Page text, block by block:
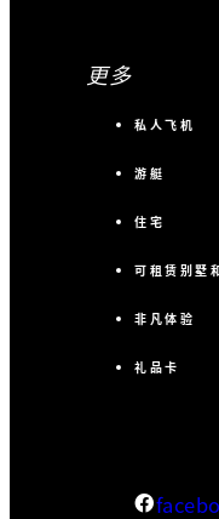
更多
私人飞机
游艇
住宅
可租赁别墅
非凡体验
礼品卡